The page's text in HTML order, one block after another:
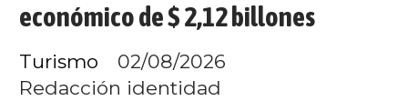
económico de $ 2,12 billones
Redacción identidad
Turismo 02/08/2026